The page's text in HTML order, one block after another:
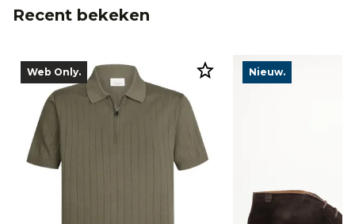
Recent bekeken
Web Only. Nieuw.